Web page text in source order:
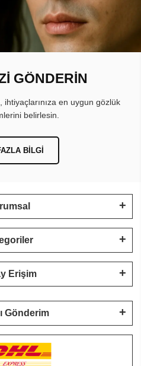
GÖNDERİN
en uygun gözlük
belirlesin.
BILGI
Erişim
Gönderim